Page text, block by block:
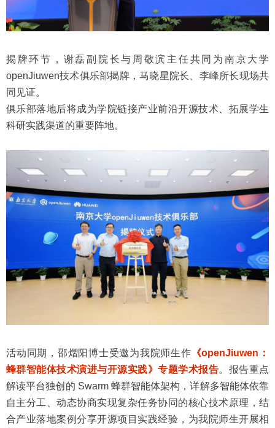
揭牌环节，谢磊副院长与周敬滨主任共同为南京大学
openJiuwen技术俱乐部揭牌，马晓星院长、李峰所长现场共
同见证。
俱乐部落地后将成为学院链接产业前沿开源技术、拓展学生
科研实践渠道的重要阵地。
活动同期，邵熠阳博士受邀为我院师生作 《openJiuwen：
蜂群智能体技术演进与开源实践》专题学术报告。报告重点
解读平台独创的 Swarm 蜂群智能体架构，详解多智能体依靠
自主分工、动态协商实现复杂任务协同的核心技术原理，结
合产业落地案例分享开源项目实践经验，为我院师生开展相